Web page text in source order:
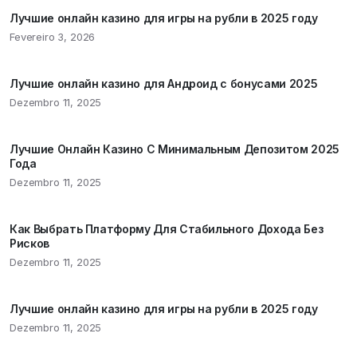
Лучшие онлайн казино для игры на рубли в 2025 году
Fevereiro 3, 2026
Лучшие онлайн казино для Андроид с бонусами 2025
Dezembro 11, 2025
Лучшие Онлайн Казино С Минимальным Депозитом 2025
Года
Dezembro 11, 2025
Как Выбрать Платформу Для Стабильного Дохода Без
Рисков
Dezembro 11, 2025
Лучшие онлайн казино для игры на рубли в 2025 году
Dezembro 11, 2025